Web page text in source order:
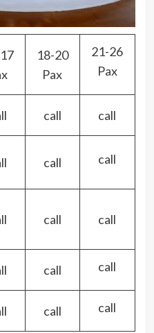
18-20
Pax
21-26
Pax
call call
call call
call call
call call
call call